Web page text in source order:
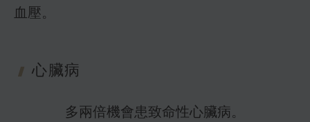
心臟病
多兩倍機會患致命性心臟病。